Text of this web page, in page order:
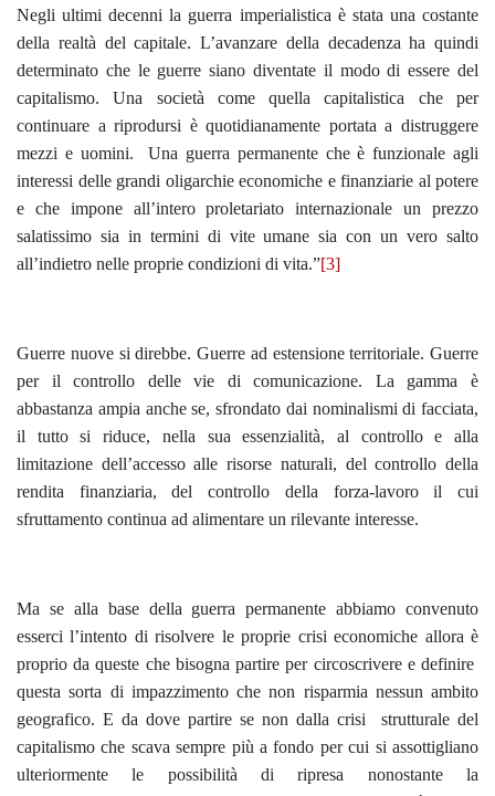
Negli ultimi decenni la guerra imperialistica è stata una costante
della realtà del capitale. L’avanzare della decadenza ha quindi
determinato che le guerre siano diventate il modo di essere del
capitalismo. Una società come quella capitalistica che per
continuare a riprodursi è quotidianamente portata a distruggere
mezzi e uomini. Una guerra permanente che è funzionale agli
interessi delle grandi oligarchie economiche e finanziarie al potere
e che impone all’intero proletariato internazionale un prezzo
salatissimo sia in termini di vite umane sia con un vero salto
all’indietro nelle proprie condizioni di vita.”[3]
Guerre nuove si direbbe. Guerre ad estensione territoriale. Guerre
per il controllo delle vie di comunicazione. La gamma è
abbastanza ampia anche se, sfrondato dai nominalismi di facciata,
il tutto si riduce, nella sua essenzialità, al controllo e alla
limitazione dell’accesso alle risorse naturali, del controllo della
rendita finanziaria, del controllo della forza-lavoro il cui
sfruttamento continua ad alimentare un rilevante interesse.
Ma se alla base della guerra permanente abbiamo convenuto
esserci l’intento di risolvere le proprie crisi economiche allora è
proprio da queste che bisogna partire per circoscrivere e definire
questa sorta di impazzimento che non risparmia nessun ambito
geografico. E da dove partire se non dalla crisi strutturale del
capitalismo che scava sempre più a fondo per cui si assottigliano
ulteriormente le possibilità di ripresa nonostante la